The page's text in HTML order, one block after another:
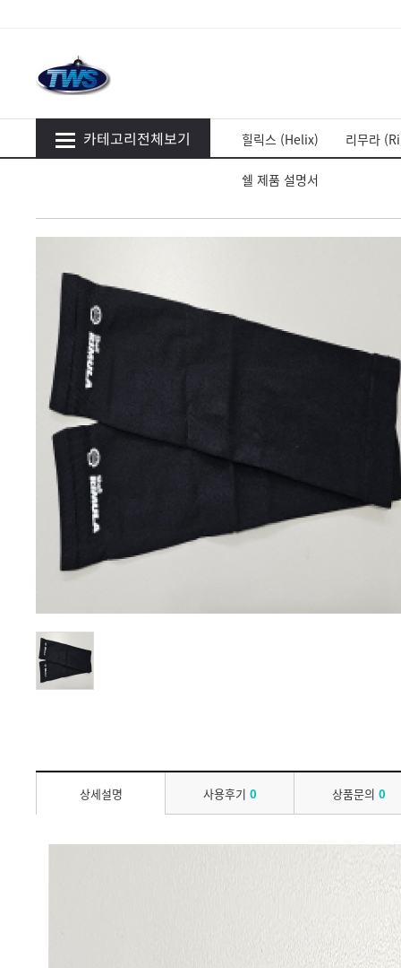
카테고리전체보기 힐릭스 (Helix) 리무라
쉘 제품 설명서
상세설명 사용후기 0 상품문의 0